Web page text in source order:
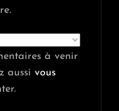
à venir
aussi vous